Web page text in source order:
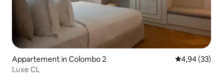
Appartement in Colombo 2 Gemiddelde
4,94 (33)
Luxe CL